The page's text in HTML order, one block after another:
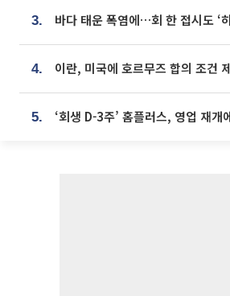
3. 바다 태운 폭염에…회 한 접시도 ‘
4.
5.